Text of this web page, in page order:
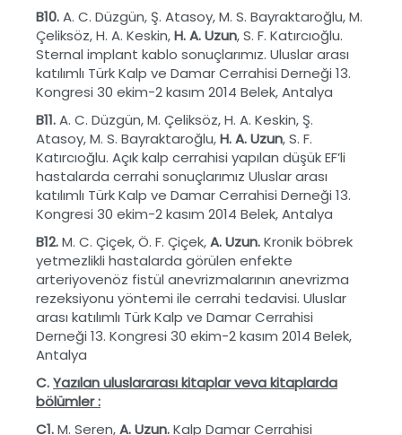
B10.A. C. Düzgün, Ş. Atasoy, M. S. Bayraktaroğlu, M.
Çeliksöz, H. A. Keskin,H. A. Uzun, S. F. Katırcıoğlu.
Sternal implant kablo sonuçlarımız. Uluslar arası
katılımlı Türk Kalp ve Damar Cerrahisi Derneği 13.
Kongresi 30 ekim-2 kasım 2014 Belek, Antalya
B11.A. C. Düzgün, M. Çeliksöz, H. A. Keskin, Ş.
Atasoy, M. S. Bayraktaroğlu,H. A. Uzun, S. F.
Katırcıoğlu. Açık kalp cerrahisi yapılan düşük EF’li
hastalarda cerrahi sonuçlarımız Uluslar arası
katılımlı Türk Kalp ve Damar Cerrahisi Derneği 13.
Kongresi 30 ekim-2 kasım 2014 Belek, Antalya
B12.M. C. Çiçek, Ö. F. Çiçek,A. Uzun.Kronik böbrek
yetmezlikli hastalarda görülen enfekte
arteriyovenöz fistül anevrizmalarının anevrizma
rezeksiyonu yöntemi ile cerrahi tedavisi. Uluslar
arası katılımlı Türk Kalp ve Damar Cerrahisi
Derneği 13. Kongresi 30 ekim-2 kasım 2014 Belek,
Antalya
C.Yazılan uluslararasıkitaplar veva kitaplarda
bölümler :
C1.M. Seren,A. Uzun.Kalp Damar Cerrahisi